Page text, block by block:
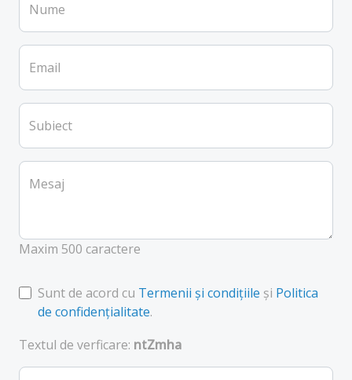
Nume
Email
Subiect
Mesaj
Maxim 500 caractere
Sunt de acord cu Termenii și condițiile și Politica
de confidențialitate.
Textul de verficare: ntZmha